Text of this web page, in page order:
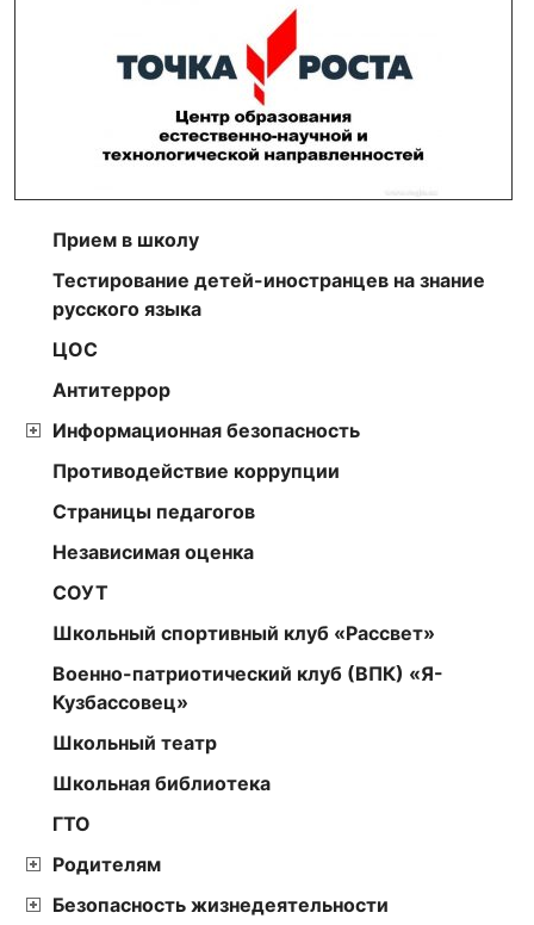
Прием в школу
Тестирование детей-иностранцев на знание
русского языка
ЦОС
Антитеррор
Информационная безопасность
Противодействие коррупции
Страницы педагогов
Независимая оценка
СОУТ
Школьный спортивный клуб «Рассвет»
Военно-патриотический клуб (ВПК) «Я-
Кузбассовец»
Школьный театр
Школьная библиотека
ГТО
Родителям
Безопасность жизнедеятельности